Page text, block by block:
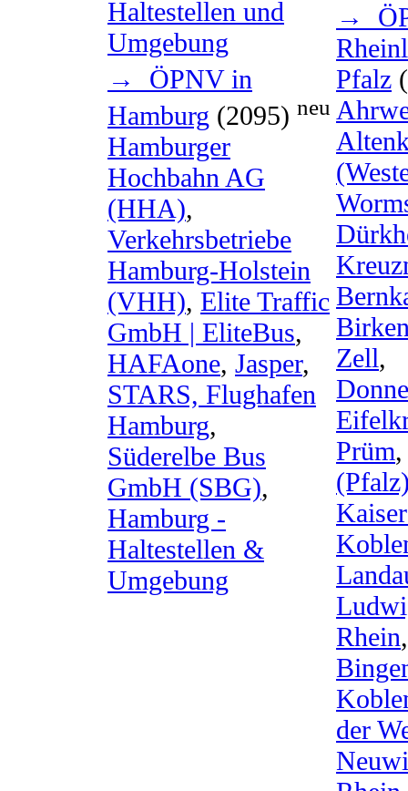
Haltestellen und
Umgebung
→ ÖPNV in
Hamburg (2095) neu
Hamburger
Hochbahn AG
(HHA),
Verkehrsbetriebe
Hamburg-Holstein
(VHH), Elite Traffic
GmbH | EliteBus,
HAFAone, Jasper,
STARS, Flughafen
Hamburg,
Süderelbe Bus
GmbH (SBG),
Hamburg -
Haltestellen &
Umgebung
→
Pfalz
Zell,
Prüm
Rhein
der